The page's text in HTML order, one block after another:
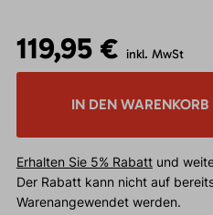
119,95 € inkl. MwSt
IN DEN WARENKORB
Erhalten Sie 5% Rabattund
Der Rabatt kann nicht auf
Warenangewendet werden.